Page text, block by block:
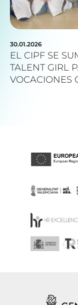
30.01.2026
EL CIPF SE
TALENT GIRL
VOCACIONES